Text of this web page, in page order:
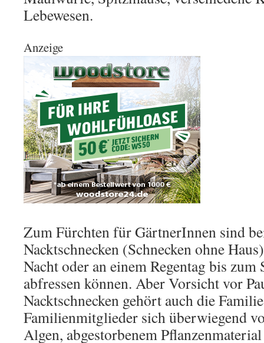
Lebewesen.
Anzeige
Zum Fürchten für GärtnerInnen sind
Nacktschnecken (Schnecken ohne
Nacht oder an einem Regentag bis zum
abfressen können. Aber Vorsicht vor
Nacktschnecken gehört auch die
Familienmitglieder sich überwiegend
Algen, abgestorbenem